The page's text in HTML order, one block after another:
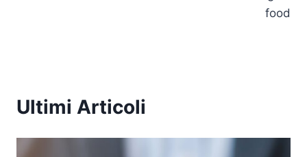
food
Ultimi Articoli